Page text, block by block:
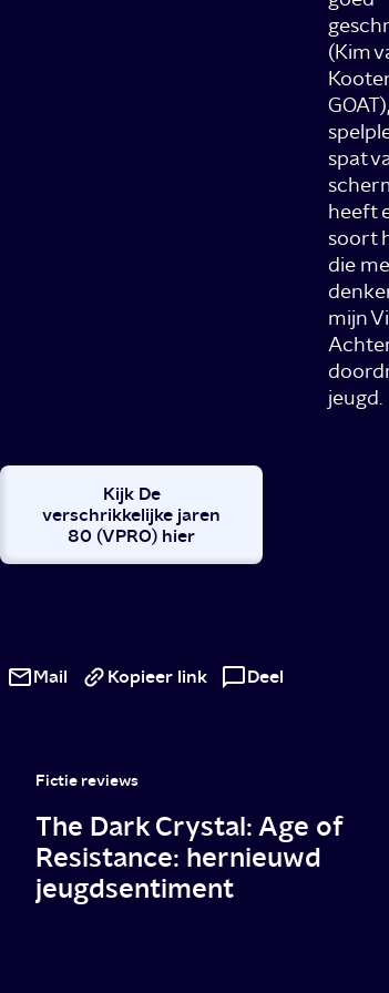
(Kim
spat
heeft
soort
die
mijn
jeugd.
Kijk De
verschrikkelijke jaren
80 (VPRO) hier
en
een
disfunctioneel
Mail Kopieer link Deel
Fictie reviews
The Dark Crystal: Age of
Resistance: hernieuwd
jeugdsentiment